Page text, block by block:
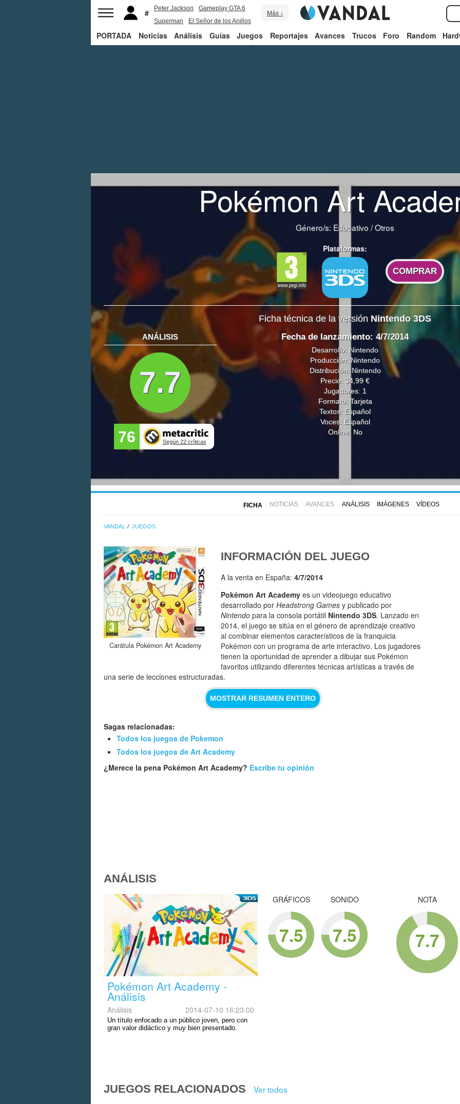
Peter Jackson
Gameplay GTA 6
Superman
El Señor de los Anillos
Más ↓
PORTADA Noticias Análisis Guías Juegos Reportajes Avances Trucos Foro Random
Pokémon Art
Género/s: Educativo/Otros
Plataformas:
COMPRAR
Ficha técnica de la versión Nintendo 3DS
ANÁLISIS
7.7
76 Según 22 críticas
Fecha de lanzamiento: 4/7/2014
Desarrollo: Nintendo
Producción: Nintendo
Distribución: Nintendo
Precio: 34,99 €
Jugadores: 1
Formato: Tarjeta
Textos: Español
Voces: Español
Online: No
FICHA NOTICIAS AVANCES ANÁLISIS IMÁGENES VÍDEOS
VANDAL JUEGOS
Carátula Pokémon Art Academy
INFORMACIÓN DEL JUEGO
A la venta en España: 4/7/2014
Pokémon Art Academy es un videojuego educativo
desarrollado por Headstrong Games y publicado por
Nintendo para la consola portátil Nintendo 3DS. Lanzado en
2014, el juego se sitúa en el género de aprendizaje creativo
al combinar elementos característicos de la franquicia
Pokémon con un programa de arte interactivo. Los jugadores
tienen la oportunidad de aprender a dibujar sus Pokémon
favoritos utilizando diferentes técnicas artísticas a través de
una serie de lecciones estructuradas.
MOSTRAR RESUMEN ENTERO
Sagas relacionadas:
Todos los juegos de Pokemon
Todos los juegos de Art Academy
¿Merece la pena Pokémon Art Academy? Escribe tu opinión
ANÁLISIS
Pokémon Art Academy -
Análisis
Análisis 2014-07-10 16:23:00
Un título enfocado a un público joven, pero con
gran valor didáctico y muy bien presentado.
GRÁFICOS
7.5
SONIDO
7.5
NOTA
7.7
JUEGOS RELACIONADOS Ver todos